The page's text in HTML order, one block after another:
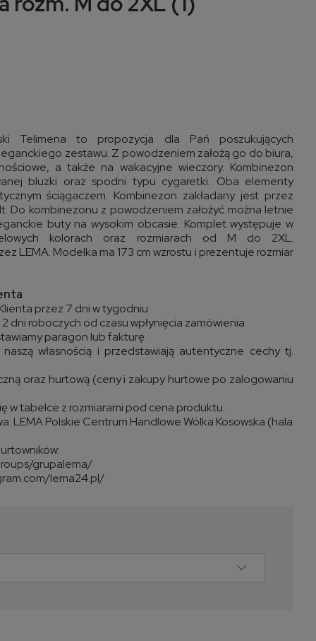
Telimena to propozycja dla Pań poszukujących
zestawu. Z powodzeniem założą go do biura,
a także na wakacyjne wieczory. Kombinezon
bluzki oraz spodni typu cygaretki. Oba elementy
ściągaczem. Kombinezon zakładany jest przez
Do kombinezonu z powodzeniem założyć można letnie
buty na wysokim obcasie. Komplet występuje w
kolorach oraz rozmiarach od M do 2XL.
LEMA. Modelka ma 173 cm wzrostu i prezentuje rozmiar
przez 7 dni w tygodniu
dni roboczych od czasu wpłynięcia zamówienia
paragon lub fakturę
własnością i przedstawiają autentyczne cechy tj.
oraz hurtową (ceny i zakupy hurtowe po zalogowaniu
w tabelce z rozmiarami pod cena produktu.
LEMA Polskie Centrum Handlowe Wólka Kosowska (hala
grupalema/
lema24.pl/